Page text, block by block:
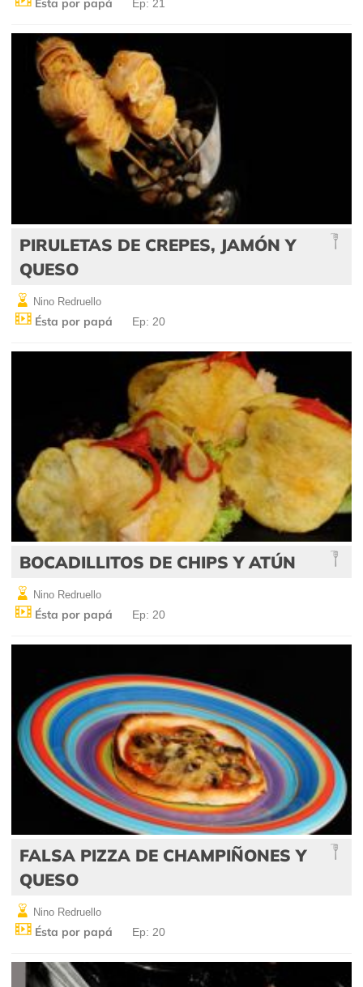
Ésta por papá Ep: 21
PIRULETAS DE CREPES, JAMÓN Y
QUESO
Nino Redruello
Ésta por papá Ep: 20
BOCADILLITOS DE CHIPS Y ATÚN
Nino Redruello
Ésta por papá Ep: 20
FALSA PIZZA DE CHAMPIÑONES Y
QUESO
Nino Redruello
Ésta por papá Ep: 20